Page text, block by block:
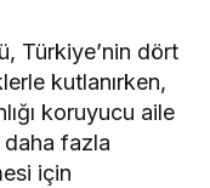
Türkiye’nin dört
kutlanırken,
koruyucu aile
daha fazla
için